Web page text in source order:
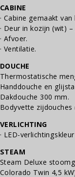
CABINE
· Cabine gemaakt
· Deur in kozijn (wit)
· Afvoer.
· Ventilatie.
DOUCHE
Thermostatische
Handdouche en
Dakdouche 300 mm.
Bodyvette zijdouches
VERLICHTING
· LED-
STEAM
Steam Deluxe
Colorado Twin 4,5